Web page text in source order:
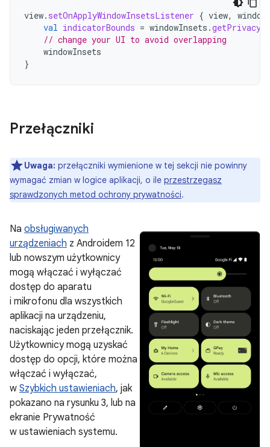
view. setOnApplyWindowInsetsListener { view,
val indicatorBounds = windowInsets .
// change your UI to avoid overlapping
windowInsets
}
Przełączniki
Uwaga: przełączniki wymienione w tej sekcji nie powinny
wymagać zmian w logice aplikacji, o ile przestrzegasz
sprawdzonych metod ochrony prywatności.
Na obsługiwanych
urządzeniach z Androidem 12
lub nowszym użytkownicy
mogą włączać i wyłączać
dostęp do aparatu
i mikrofonu dla wszystkich
aplikacji na urządzeniu,
naciskając jeden przełącznik.
Użytkownicy mogą uzyskać
dostęp do opcji, które można
włączać i wyłączać,
w Szybkich ustawieniach, jak
pokazano na rysunku 3, lub na
ekranie Prywatność
w ustawieniach systemu.